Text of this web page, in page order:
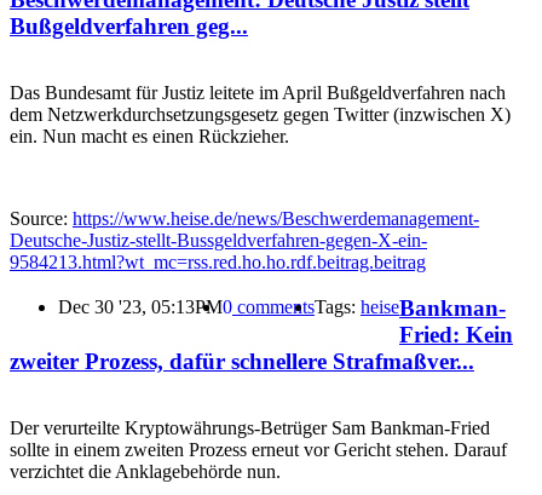
Bußgeldverfahren geg...
Das Bundesamt für Justiz leitete im April Bußgeldverfahren nach
dem Netzwerkdurchsetzungsgesetz gegen Twitter (inzwischen X)
ein. Nun macht es einen Rückzieher.
Source: https://www.heise.de/news/Beschwerdemanagement-
Deutsche-Justiz-stellt-Bussgeldverfahren-gegen-X-ein-
9584213.html?wt_mc=rss.red.ho.ho.rdf.beitrag.beitrag
Dec 30 '23, 05:13PM0 commentsTags: heiseBankman-
Fried: Kein
zweiter Prozess, dafür schnellere Strafmaßver...
Der verurteilte Kryptowährungs-Betrüger Sam Bankman-Fried
sollte in einem zweiten Prozess erneut vor Gericht stehen. Darauf
verzichtet die Anklagebehörde nun.